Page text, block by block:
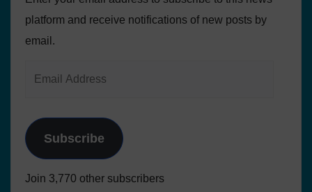
platform and receive notifications of new posts by
email.
Subscribe
Join 3,770 other subscribers